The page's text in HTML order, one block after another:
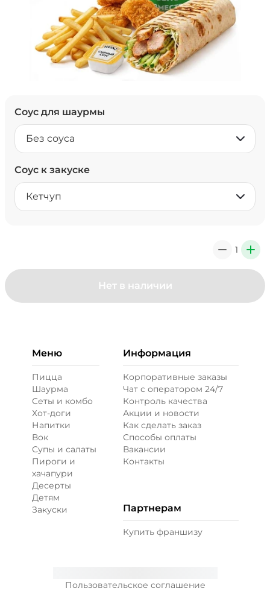
Соус для шаурмы
Без соуса
Соус к закуске
Кетчуп
1 +
Нет в наличии
Пользовательское соглашение
Меню
Пицца
Шаурма
Сеты и комбо
Хот-доги
Напитки
Вок
Супы и салаты
Пироги и
хачапури
Десерты
Детям
Закуски
Информация
Корпоративные заказы
Чат с оператором 24/7
Контроль качества
Акции и новости
Как сделать заказ
Способы оплаты
Вакансии
Контакты
Партнерам
Купить франшизу